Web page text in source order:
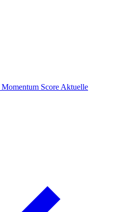
Momentum Score Aktuelle